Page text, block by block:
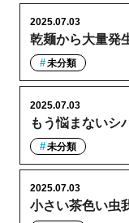
乾麺から大量発
2025.07.03
未分類
もう悩まないシ
2025.07.03
未分類
小さい茶色い虫
2025.07.03